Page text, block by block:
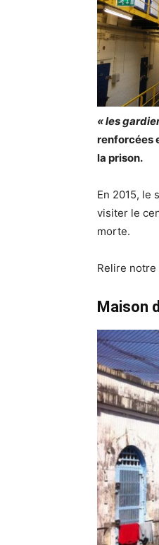
« les
renforcées
la prison.
En 2015, le
visiter le
morte.
Relire
Maison